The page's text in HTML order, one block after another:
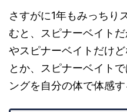
さすがに1年もみっちり
むと、スピナーベイト
やスピナーベイトだけ
とか、スピナーベイト
ングを自分の体で体感す